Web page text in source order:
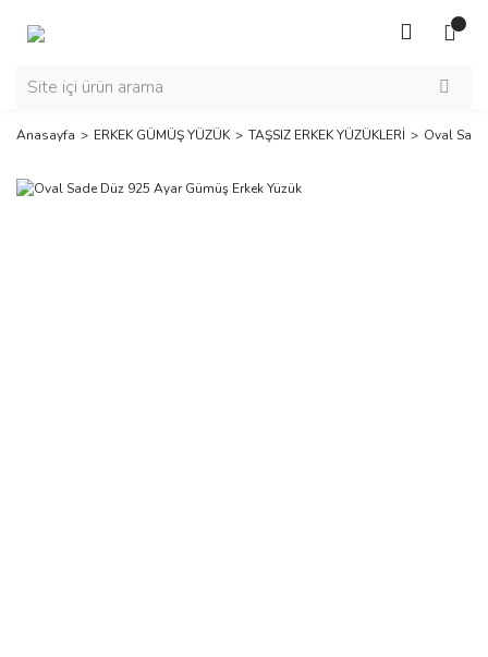
Anasayfa ERKEK GÜMÜŞ YÜZÜK TAŞSIZ ERKEK YÜZÜKLERİ Oval